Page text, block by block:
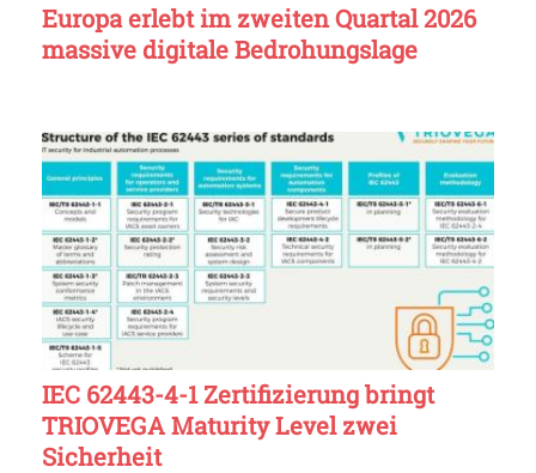
Europa erlebt im zweiten Quartal 2026
massive digitale Bedrohungslage
IEC 62443-4-1 Zertifizierung bringt
TRIOVEGA Maturity Level zwei
Sicherheit